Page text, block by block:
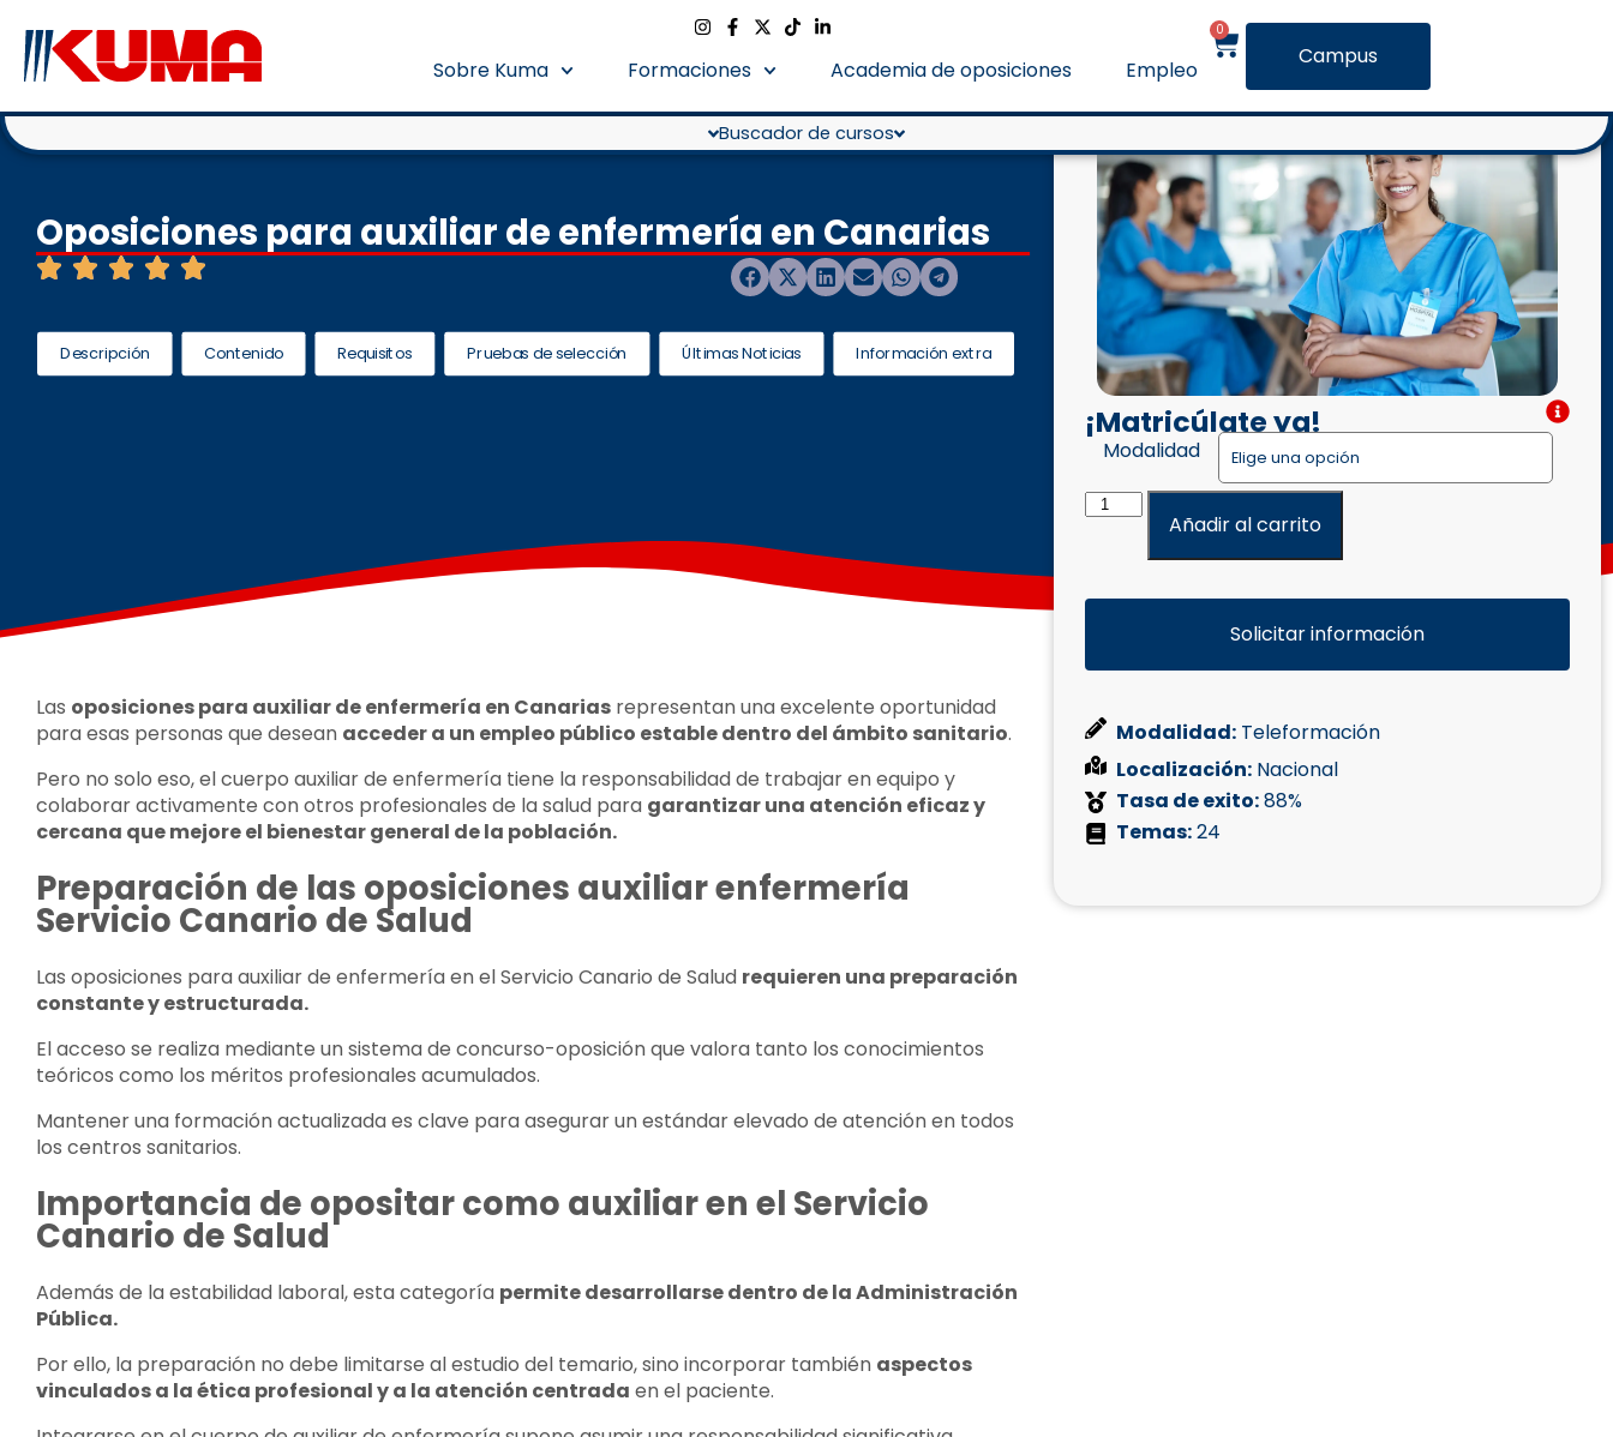
Sobre Kuma Formaciones Academia de oposiciones Empleo
0
Campus
Buscador de cursos
Oposiciones para auxiliar de enfermería en Canarias
Descripción Contenido Requisitos Pruebas de selección Últimas Noticias Información extra
¡Matricúlate ya!
Modalidad
Añadir al carrito
Solicitar información
Modalidad: Teleformación
Localización: Nacional
Tasa de exito:88%
Temas:24
Las oposiciones para auxiliar de enfermería en Canarias representan una excelente oportunidad
para esas personas que desean acceder a un empleo público estable dentro del ámbito sanitario.
Pero no solo eso, el cuerpo auxiliar de enfermería tiene la responsabilidad de trabajar en equipo y
colaborar activamente con otros profesionales de la salud para garantizar una atención eficaz y
cercana que mejore el bienestar general de la población.
Preparación de las oposiciones auxiliar enfermería
Servicio Canario de Salud
Las oposiciones para auxiliar de enfermería en el Servicio Canario de Salud requieren una preparación
constante y estructurada.
El acceso se realiza mediante un sistema de concurso-oposición que valora tanto los conocimientos
teóricos como los méritos profesionales acumulados.
Mantener una formación actualizada es clave para asegurar un estándar elevado de atención en todos
los centros sanitarios.
Importancia de opositar como auxiliar en el Servicio
Canario de Salud
Además de la estabilidad laboral, esta categoría permite desarrollarse dentro de la Administración
Pública.
Por ello, la preparación no debe limitarse al estudio del temario, sino incorporar también aspectos
vinculados a la ética profesional y a la atención centrada en el paciente.